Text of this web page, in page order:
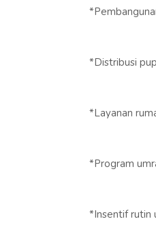
*Distribusi
*Layanan
*Program
*Insentif rutin